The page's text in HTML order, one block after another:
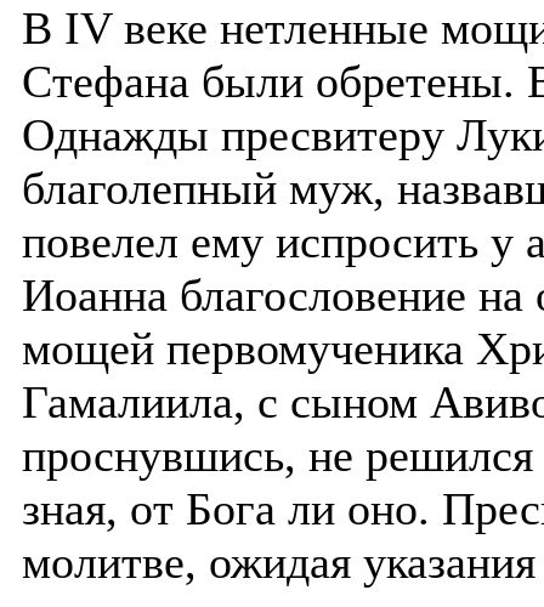
В IV веке нетленные
Стефана были обретены.
Однажды пресвитеру
благолепный муж,
повелел ему испросить у
Иоанна благословение
мощей первомученика
Гамалиила, с сыном
проснувшись, не
зная, от Бога ли оно.
молитве, ожидая